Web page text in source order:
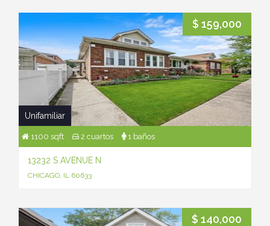
$ 159,000
Unifamiliar
1100 sqft 2 cuartos 1 baños
13232 S AVENUE N
CHICAGO, IL 60633
$ 140,000